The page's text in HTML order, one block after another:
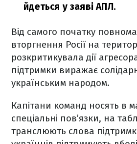
йдеться у заяві АПЛ.
Від самого початку
вторгнення Росії на
розкритикувала дії
підтримки виражає
українським народом.
Капітани команд носять в
спеціальні пов’язки, на
транслюють слова